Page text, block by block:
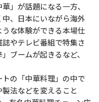
」が話題になる一方、
、日本にいながら海外
な体験ができる本場仕
やテレビ番組で特集さ
ブームが起きるなど、
の「中華料理」の中で
法などを変えること